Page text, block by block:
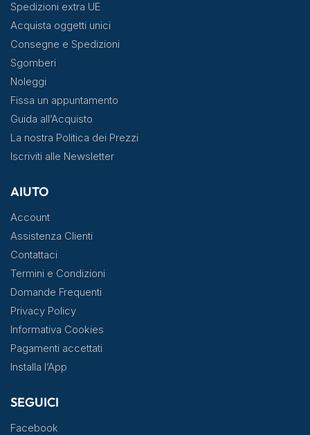
Spedizioni extra UE
Acquista oggetti unici
Consegne e Spedizioni
Sgomberi
Noleggi
Fissa un appuntamento
Guida all’Acquisto
La nostra Politica dei Prezzi
Iscriviti alle Newsletter
AIUTO
Account
Assistenza Clienti
Contattaci
Termini e Condizioni
Domande Frequenti
Privacy Policy
Informativa Cookies
Pagamenti accettati
Installa l’App
SEGUICI
Facebook